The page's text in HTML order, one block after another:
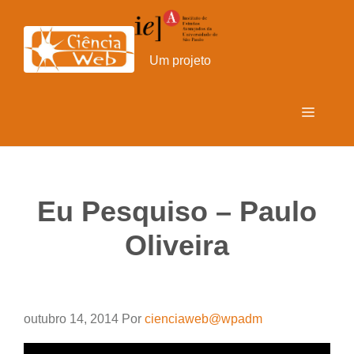
para
conteúdo
Um projeto
Menu
Eu Pesquiso – Paulo
Oliveira
outubro 14, 2014 Por cienciaweb@wpadm